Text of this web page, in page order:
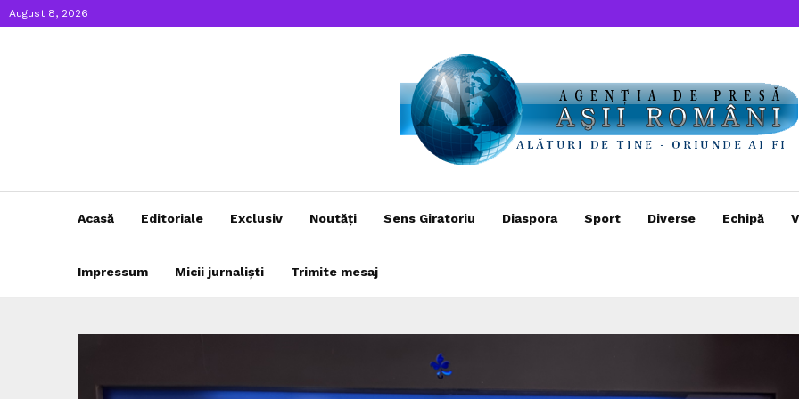
August 8, 2026
Acasă Editoriale Exclusiv Noutăți Sens Giratoriu Diaspora Sport Diverse Echipă
Impressum Micii jurnaliști Trimite mesaj